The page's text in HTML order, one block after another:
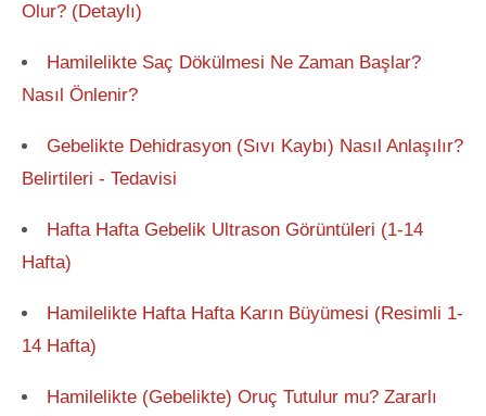
Olur? (Detaylı)
Hamilelikte Saç Dökülmesi Ne Zaman Başlar?
Nasıl Önlenir?
Gebelikte Dehidrasyon (Sıvı Kaybı) Nasıl Anlaşılır?
Belirtileri - Tedavisi
Hafta Hafta Gebelik Ultrason Görüntüleri (1-14
Hafta)
Hamilelikte Hafta Hafta Karın Büyümesi (Resimli 1-
14 Hafta)
Hamilelikte (Gebelikte) Oruç Tutulur mu? Zararlı